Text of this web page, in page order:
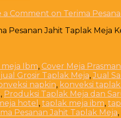
a Comment on Terima
Pesanan Jahit Taplak Meja
meja Ibm, Cover Meja
jual Grosir Taplak Meja,Jual
napkin, konveksi
, Produksi Taplak Meja dan
hotel , taplak meja ibm,
Pesanan Jahit Taplak Meja,